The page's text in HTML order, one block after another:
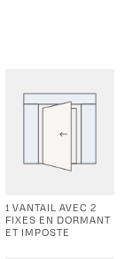
1 VANTAIL AVEC 2
FIXES EN DORMANT
ET IMPOSTE